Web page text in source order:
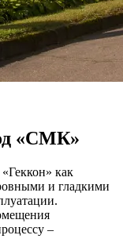
«СМК»
как
и гладкими
–